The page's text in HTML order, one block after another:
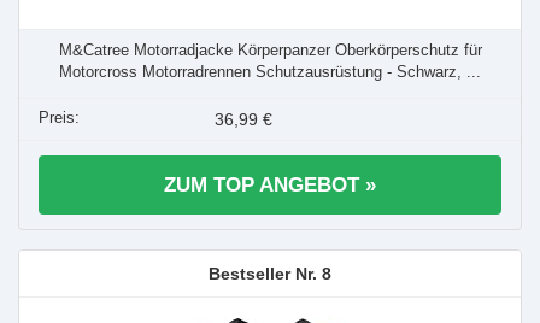
M&Catree Motorradjacke Körperpanzer Oberkörperschutz für
Motorcross Motorradrennen Schutzausrüstung - Schwarz, ...
36,99 €
ZUM TOP ANGEBOT »
8